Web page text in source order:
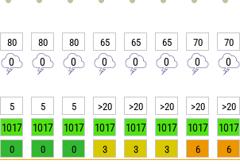
80 80 80 65 65 65 70 70
0 0 0 0 0 0 0 0
5 5 5 >20 >20 >20 >20 >20
1017 1017 1017 1017 1017 1017 1017 1017
0 0 0 3 3 3 6 6